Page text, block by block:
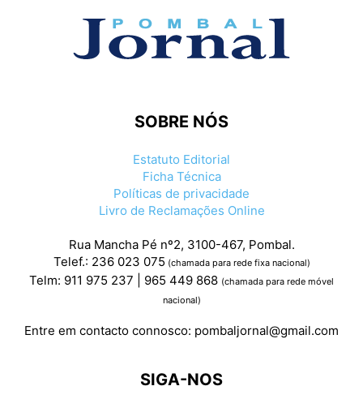
SOBRE NÓS
Estatuto Editorial
Ficha Técnica
Políticas de privacidade
Livro de Reclamações Online
Rua Mancha Pé nº2, 3100-467, Pombal.
Telef.: 236 023 075 (chamada para rede fixa nacional)
Telm: 911 975 237 | 965 449 868 (chamada para rede móvel
nacional)
Entre em contacto connosco: pombaljornal@gmail.com
SIGA-NOS